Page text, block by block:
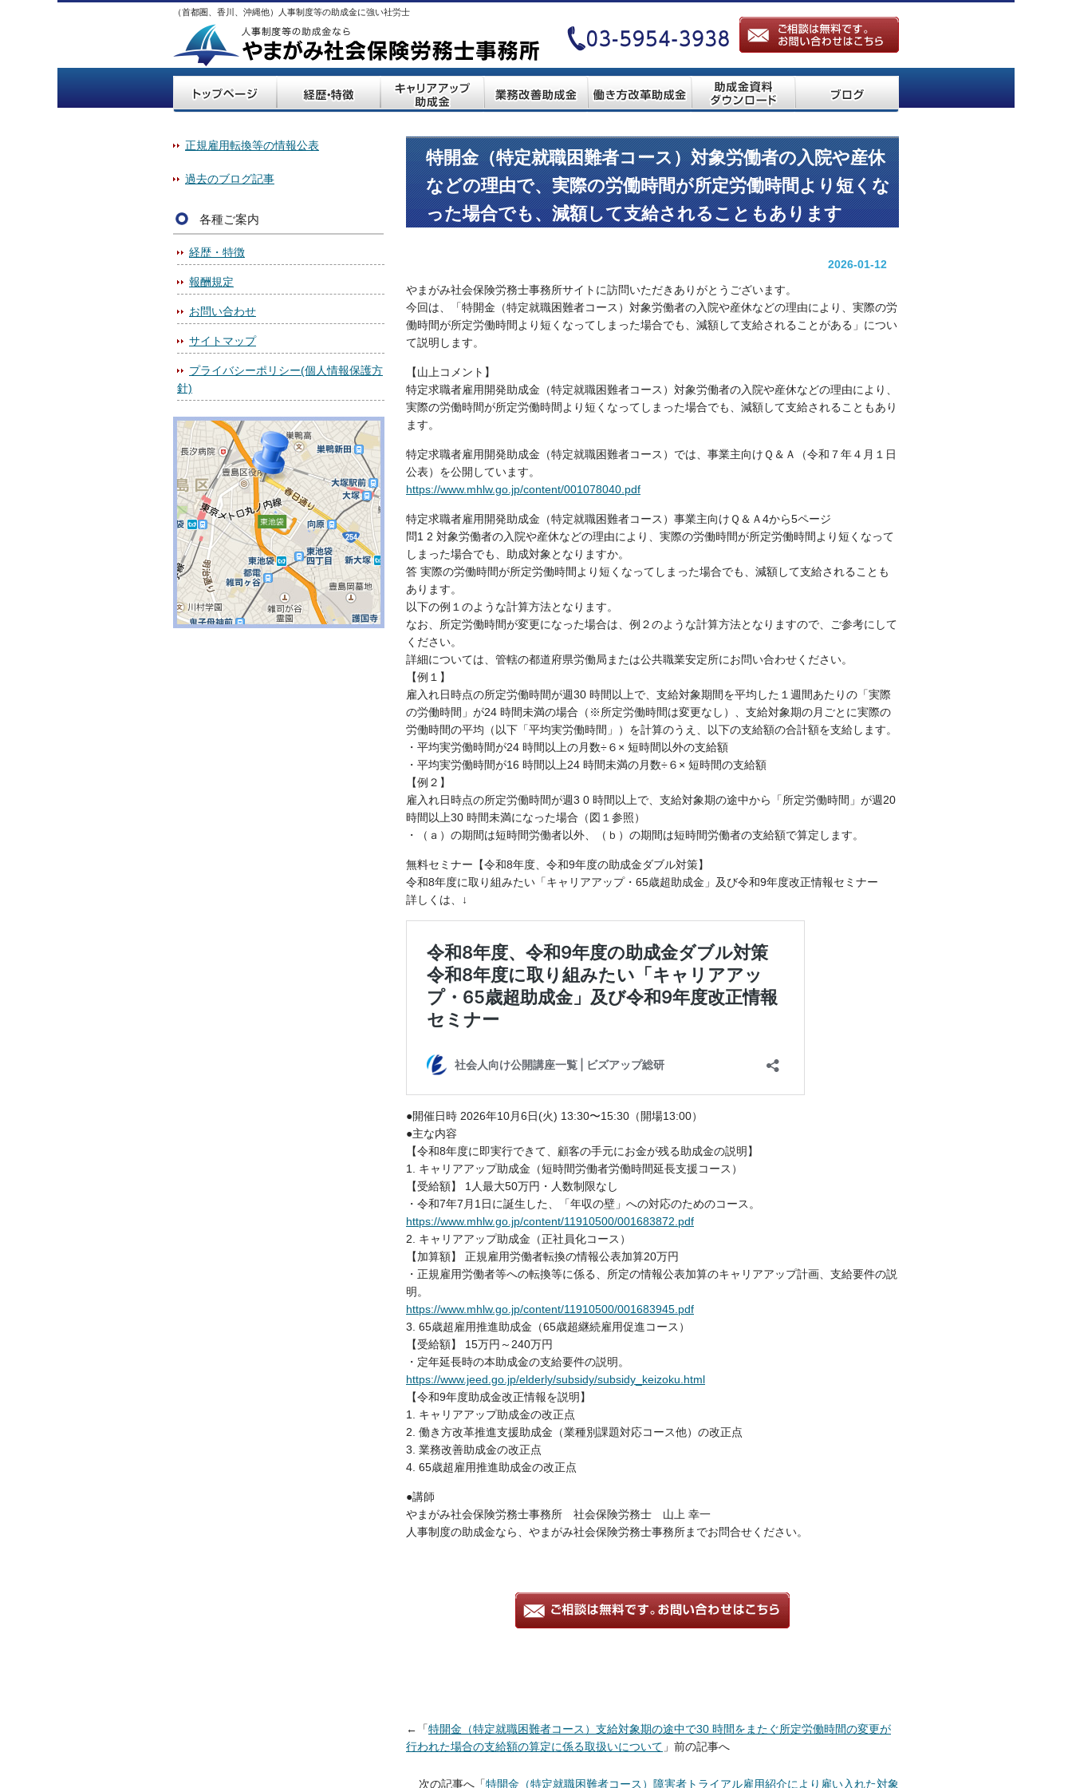
（首都圏、香川、沖縄他）人事制度等の助成金に強い社労士
特開金（特定就職困難者コース）対象労働者の入院や産休
などの理由で、実際の労働時間が所定労働時間より短くな
った場合でも、減額して支給されることもあります
2026-01-12
やまがみ社会保険労務士事務所サイトに訪問いただきありがとうございます。
今回は、「特開金（特定就職困難者コース）対象労働者の入院や産休などの理由により、実際の労
働時間が所定労働時間より短くなってしまった場合でも、減額して支給されることがある」につい
て説明します。
【山上コメント】
特定求職者雇用開発助成金（特定就職困難者コース）対象労働者の入院や産休などの理由により、
実際の労働時間が所定労働時間より短くなってしまった場合でも、減額して支給されることもあり
ます。
特定求職者雇用開発助成金（特定就職困難者コース）では、事業主向けＱ＆Ａ（令和７年４月１日
公表）を公開しています。
https://www.mhlw.go.jp/content/001078040.pdf
特定求職者雇用開発助成金（特定就職困難者コース）事業主向けＱ＆Ａ4から5ページ
問1 2 対象労働者の入院や産休などの理由により、実際の労働時間が所定労働時間より短くなって
しまった場合でも、助成対象となりますか。
答 実際の労働時間が所定労働時間より短くなってしまった場合でも、減額して支給されることも
あります。
以下の例１のような計算方法となります。
なお、所定労働時間が変更になった場合は、例２のような計算方法となりますので、ご参考にして
ください。
詳細については、管轄の都道府県労働局または公共職業安定所にお問い合わせください。
【例１】
雇入れ日時点の所定労働時間が週30 時間以上で、支給対象期間を平均した１週間あたりの「実際
の労働時間」が24 時間未満の場合（※所定労働時間は変更なし）、支給対象期の月ごとに実際の
労働時間の平均（以下「平均実労働時間」）を計算のうえ、以下の支給額の合計額を支給します。
・平均実労働時間が24 時間以上の月数÷６× 短時間以外の支給額
・平均実労働時間が16 時間以上24 時間未満の月数÷６× 短時間の支給額
【例２】
雇入れ日時点の所定労働時間が週3 0 時間以上で、支給対象期の途中から「所定労働時間」が週20
時間以上30 時間未満になった場合（図１参照）
・（ａ）の期間は短時間労働者以外、（ｂ）の期間は短時間労働者の支給額で算定します。
無料セミナー【令和8年度、令和9年度の助成金ダブル対策】
令和8年度に取り組みたい「キャリアアップ・65歳超助成金」及び令和9年度改正情報セミナー
詳しくは、↓
●開催日時 2026年10月6日(火) 13:30〜15:30（開場13:00）
●主な内容
【令和8年度に即実行できて、顧客の手元にお金が残る助成金の説明】
1. キャリアアップ助成金（短時間労働者労働時間延長支援コース）
【受給額】 1人最大50万円・人数制限なし
・令和7年7月1日に誕生した、「年収の壁」への対応のためのコース。
https://www.mhlw.go.jp/content/11910500/001683872.pdf
2. キャリアアップ助成金（正社員化コース）
【加算額】 正規雇用労働者転換の情報公表加算20万円
・正規雇用労働者等への転換等に係る、所定の情報公表加算のキャリアアップ計画、支給要件の説
明。
https://www.mhlw.go.jp/content/11910500/001683945.pdf
3. 65歳超雇用推進助成金（65歳超継続雇用促進コース）
【受給額】 15万円～240万円
・定年延長時の本助成金の支給要件の説明。
https://www.jeed.go.jp/elderly/subsidy/subsidy_keizoku.html
【令和9年度助成金改正情報を説明】
1. キャリアアップ助成金の改正点
2. 働き方改革推進支援助成金（業種別課題対応コース他）の改正点
3. 業務改善助成金の改正点
4. 65歳超雇用推進助成金の改正点
●講師
やまがみ社会保険労務士事務所 社会保険労務士 山上 幸一
人事制度の助成金なら、やまがみ社会保険労務士事務所までお問合せください。
←「特開金（特定就職困難者コース）支給対象期の途中で30 時間をまたぐ所定労働時間の変更が
行われた場合の支給額の算定に係る取扱いについて 」前の記事へ
次の記事へ「特開金（特定就職困難者コース）障害者トライアル雇用紹介により雇い入れた対象
正規雇用転換等の情報公表
過去のブログ記事
各種ご案内
経歴・特徴
報酬規定
お問い合わせ
サイトマップ
プライバシーポリシー(個人情報保護方
針)